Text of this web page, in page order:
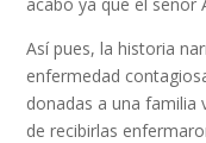
Así pues, la historia
enfermedad
donadas a una familia
de recibirlas